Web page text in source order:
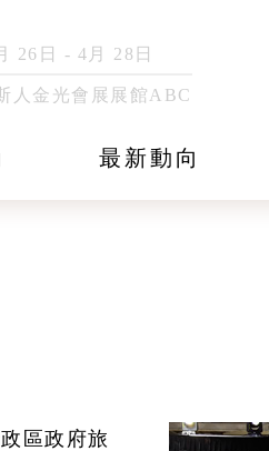
26日 - 4月 28日
人金光會展展館ABC
最新動向
區政府旅